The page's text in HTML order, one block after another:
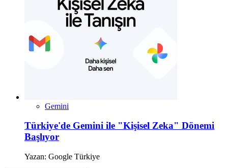
Gemini
Türkiye'de Gemini ile "Kişisel Zeka" Dönemi
Başlıyor
Yazan: Google Türkiye